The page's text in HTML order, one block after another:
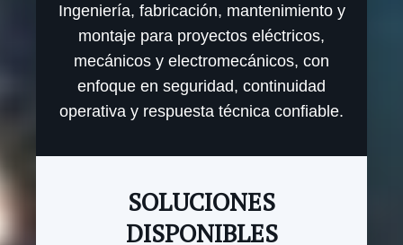
Ingeniería, fabricación, mantenimiento y
montaje para proyectos eléctricos,
mecánicos y electromecánicos, con
enfoque en seguridad, continuidad
operativa y respuesta técnica confiable.
SOLUCIONES
DISPONIBLES